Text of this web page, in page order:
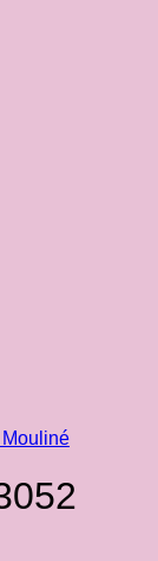
Mouliné